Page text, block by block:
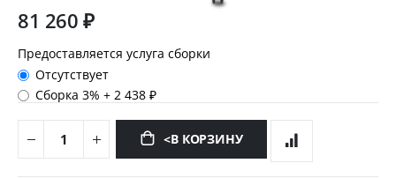
81 260 ₽
Предоставляется услуга сборки
Отсутствует
Сборка 3%+2 438 ₽
<В КОРЗИНУ